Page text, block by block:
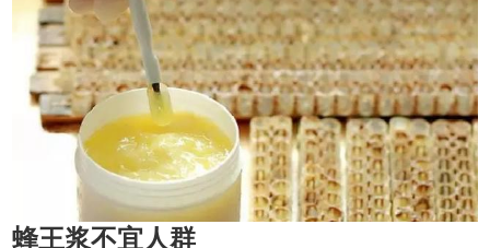
蜂王浆不宜人群